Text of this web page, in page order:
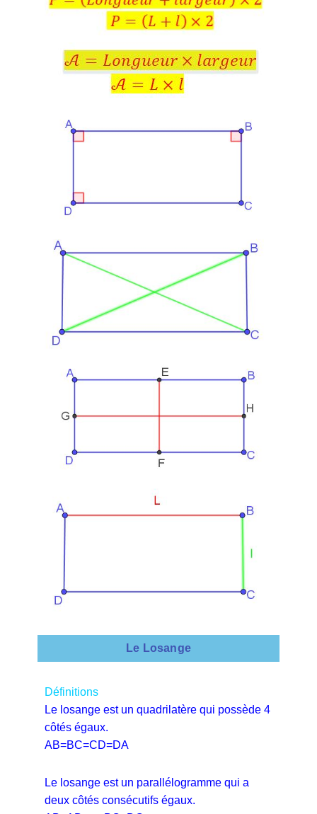
Le Losange
Définitions
Le losange est un quadrilatère qui possède 4
côtés égaux.
AB=BC=CD=DA
Le losange est un parallélogramme qui a
deux côtés consécutifs égaux.